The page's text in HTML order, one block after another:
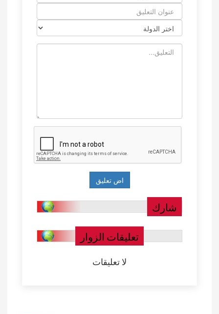
شارك
تعليقات الزوار
لا تعليقات